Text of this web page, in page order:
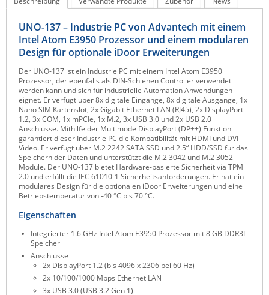
Poynting
Raritan
Riello UPS
Server Technology
Siretta
SIRIO Antenne
Sunbird
Tactical Software
TEKTELIC
Vision
WATTECO
Westermo
UNO-137 – Industrie PC von Advantech mit einem
Intel Atom E3950 Prozessor und einem modularen
Design für optionale iDoor Erweiterungen
Der UNO-137 ist ein Industrie PC mit einem Intel Atom E3950
Prozessor, der ebenfalls als DIN-Schienen Controller verwendet
werden kann und sich für industrielle Automation Anwendungen
eignet. Er verfügt über 8x digitale Eingänge, 8x digitale Ausgänge, 1x
Nano SIM Kartenslot, 2x Gigabit Ethernet LAN (RJ45), 2x DisplayPort
1.2, 3x COM, 1x mPCIe, 1x M.2, 3x USB 3.0 und 2x USB 2.0
Anschlüsse. Mithilfe der Multimode DisplayPort (DP++) Funktion
garantiert dieser Industrie PC die Kompatibilität mit HDMI und DVI
Video. Er verfügt über M.2 2242 SATA SSD und 2.5“ HDD/SSD für das
Speichern der Daten und unterstützt die M.2 3042 und M.2 3052
Module. Der UNO-137 bietet Hardware-basierte Sicherheit via TPM
2.0 und erfüllt die IEC 61010-1 Sicherheitsanforderungen. Er hat ein
modulares Design für die optionalen iDoor Erweiterungen und eine
Betriebstemperatur von -40 °C bis 70 °C.
Eigenschaften
Integrierter 1.6 GHz Intel Atom E3950 Prozessor mit 8 GB DDR3L
Speicher
Anschlüsse
2x DisplayPort 1.2 (bis 4096 x 2306 bei 60 Hz)
2x 10/100/1000 Mbps Ethernet LAN
3x USB 3.0 (USB 3.2 Gen 1)